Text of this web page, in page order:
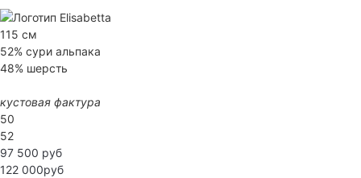
115 см
52% сури альпака
48% шерсть
кустовая фактура
50
52
97 500 руб
122 000руб